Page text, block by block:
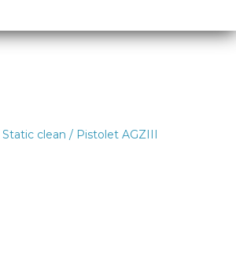
Static clean / Pistolet AGZIII